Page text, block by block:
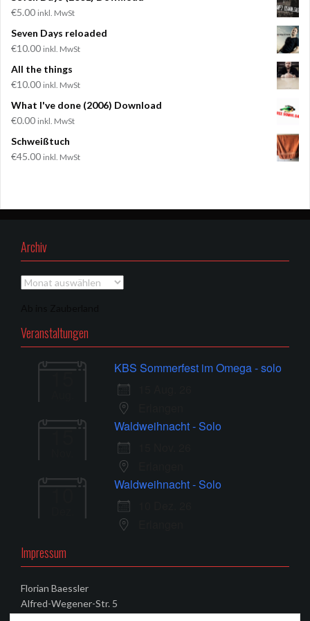
€5.00 inkl. MwSt
Seven Days reloaded
€10.00 inkl. MwSt
All the things
€10.00 inkl. MwSt
What I've done (2006) Download
€0.00 inkl. MwSt
Schweißtuch
€45.00 inkl. MwSt
Archiv
Archiv
Veranstaltungen
15
KBS Sommerfest im Omega - solo
15
Waldweihnacht - Solo
10
Waldweihnacht - Solo
Impressum
Florian Baessler
Alfred-Wegener-Str. 5